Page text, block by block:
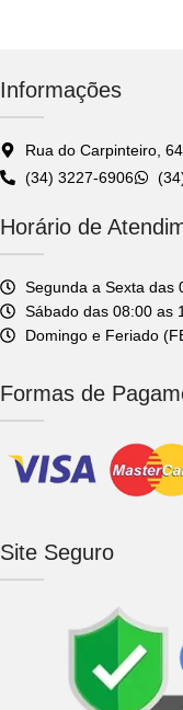
Informações
Rua do Carpinteiro,
(34) 3227-6906
Horário de
Segunda a Sexta das
Sábado das 08:00 as
Domingo e Feriado
Formas de
Site Seguro